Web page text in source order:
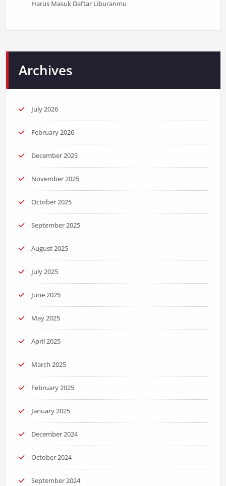
Harus Masuk Daftar Liburanmu
Archives
July 2026
February 2026
December 2025
November 2025
October 2025
September 2025
August 2025
July 2025
June 2025
May 2025
April 2025
March 2025
February 2025
January 2025
December 2024
October 2024
September 2024